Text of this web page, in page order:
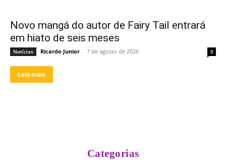
Novo mangá do autor de Fairy Tail entrará
em hiato de seis meses
Notícias Ricardo Junior - 7 de agosto de 2026 0
Leia mais
Categorias